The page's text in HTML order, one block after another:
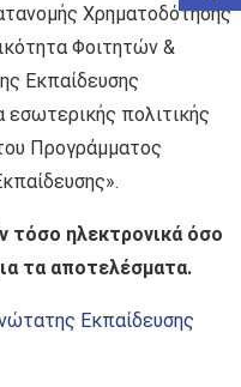
Χρηματοδότησης
Φοιτητών &
Εκπαίδευσης
πολιτικής
Προγράμματος
τόσο ηλεκτρονικά όσο
τα αποτελέσματα.
Εκπαίδευσης